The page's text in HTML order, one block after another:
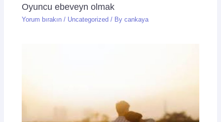
Oyuncu ebeveyn olmak
Yorum bırakın / Uncategorized / Bycankaya